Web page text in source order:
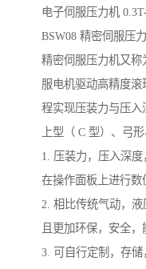
电子伺服压力机
BSW08 精密伺服压
精密伺服压力机又称
服电机驱动高精度
程实现压装力与压
上型（ C 型）、弓
1. 压装力，压入深
在操作面板上进行数
2. 相比传统气动，液
且更加环保，安全，
3. 可自行定制，存